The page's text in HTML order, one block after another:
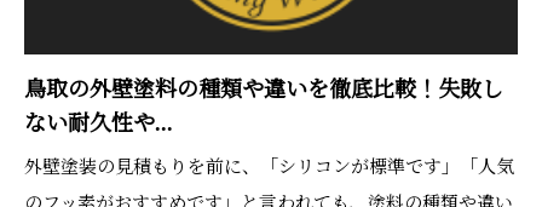
鳥取の外壁塗料の種類や違いを徹底比較！失敗し
ない耐久性や...
外壁塗装の見積もりを前に、「シリコンが標準です」「人気